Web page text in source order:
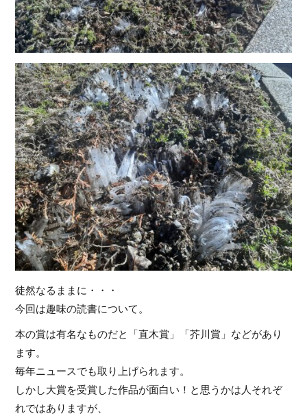
徒然なるままに・・・
今回は趣味の読書について。
本の賞は有名なものだと「直木賞」「芥川賞」などがあり
ます。
毎年ニュースでも取り上げられます。
しかし大賞を受賞した作品が面白い！と思うかは人それぞ
れではありますが、